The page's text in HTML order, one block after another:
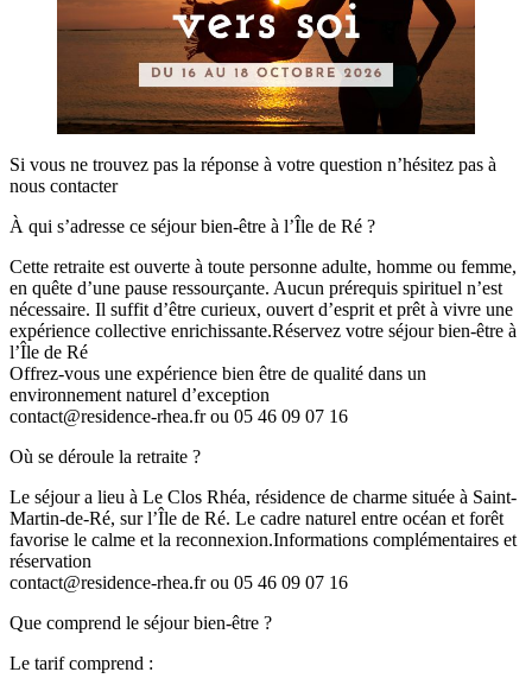
Si vous ne trouvez pas la réponse à votre question n’hésitez pas à
nous contacter
À qui s’adresse ce séjour bien-être à l’Île de Ré ?
Cette retraite est ouverte à toute personne adulte, homme ou femme,
en quête d’une pause ressourçante. Aucun prérequis spirituel n’est
nécessaire. Il suffit d’être curieux, ouvert d’esprit et prêt à vivre une
expérience collective enrichissante.Réservez votre séjour bien-être à
l’Île de Ré
Offrez-vous une expérience bien être de qualité dans un
environnement naturel d’exception
contact@residence-rhea.fr ou 05 46 09 07 16
Où se déroule la retraite ?
Le séjour a lieu à Le Clos Rhéa, résidence de charme située à Saint-
Martin-de-Ré, sur l’Île de Ré. Le cadre naturel entre océan et forêt
favorise le calme et la reconnexion.Informations complémentaires et
réservation
contact@residence-rhea.fr ou 05 46 09 07 16
Que comprend le séjour bien-être ?
Le tarif comprend :